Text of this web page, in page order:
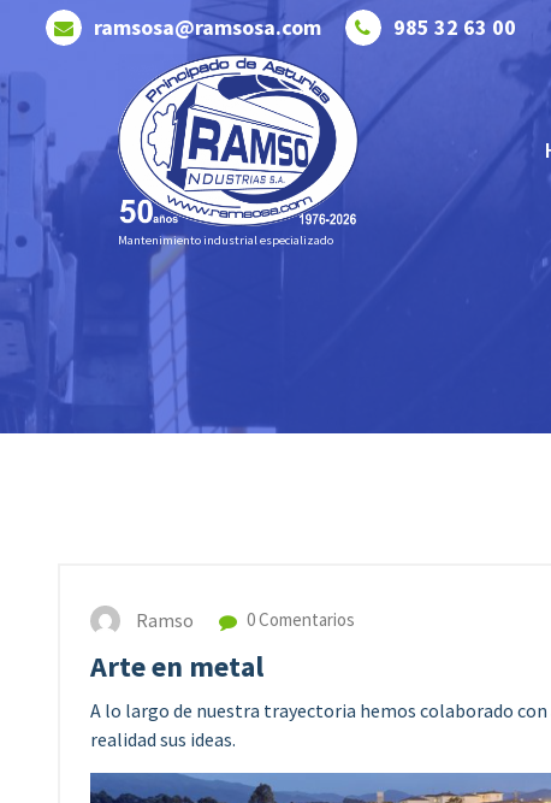
Saltar
contenido
ramsosa@ramsosa.com 985 32 63 00
Mantenimiento industrial especializado
Ramso 0 Comentarios
Arte en metal
A lo largo de nuestra trayectoria hemos colaborado
realidad sus ideas.